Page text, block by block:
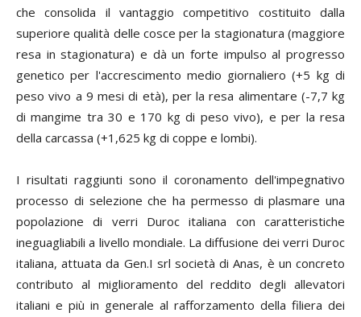
che consolida il vantaggio competitivo costituito dalla
superiore qualità delle cosce per la stagionatura (maggiore
resa in stagionatura) e dà un forte impulso al progresso
genetico per l'accrescimento medio giornaliero (+5 kg di
peso vivo a 9 mesi di età), per la resa alimentare (-7,7 kg
di mangime tra 30 e 170 kg di peso vivo), e per la resa
della carcassa (+1,625 kg di coppe e lombi).
I risultati raggiunti sono il coronamento dell'impegnativo
processo di selezione che ha permesso di plasmare una
popolazione di verri Duroc italiana con caratteristiche
ineguagliabili a livello mondiale. La diffusione dei verri Duroc
italiana, attuata da Gen.I srl società di Anas, è un concreto
contributo al miglioramento del reddito degli allevatori
italiani e più in generale al rafforzamento della filiera dei